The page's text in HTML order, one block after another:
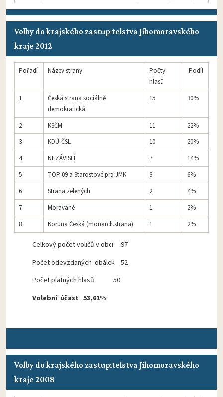
Volby do krajského zastupitelstva Jihomoravského
kraje 2012
Pořadí Název strany
Počty
hlasů
Podíl
1
Česká strana sociálně
demokratická
15 30%
2 KSČM 11
22%
3
KDÚ-ČSL 10
20%
4
NEZÁVISLÍ 7
14%
5
TOP 09 a Starostové pro JMK 3
6%
6
Strana zelených 2
4%
7
Moravané 1
2%
8
Koruna Česká (monarch.strana) 1 2%
Celkový počet voličů v obci 97
Počet odevzdaných obálek 52
Počet platných hlasů 50
Volební účast 53,61%
Volby do krajského zastupitelstva Jihomoravského
kraje 2008